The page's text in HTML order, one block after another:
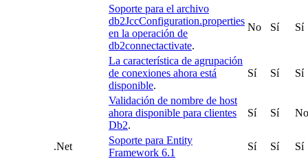
Soporte para el archivo
db2JccConfiguration.properties
en la operación de
db2connectactivate.
No Sí Sí
La característica de agrupación
de conexiones ahora está
disponible.
Sí Sí Sí
Validación de nombre de host
ahora disponible para clientes
Db2.
Sí Sí No
.Net
Soporte para Entity
Framework 6.1
Sí Sí Sí